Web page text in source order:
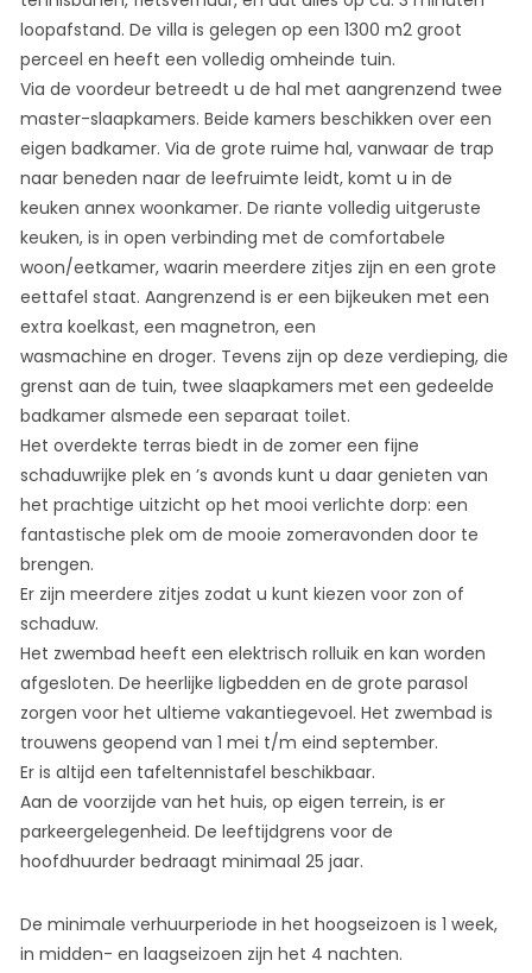
loopafstand. De villa is gelegen op een 1300 m2 groot
perceel en heeft een volledig omheinde tuin.
Via de voordeur betreedt u de hal met aangrenzend twee
master-slaapkamers. Beide kamers beschikken over een
eigen badkamer. Via de grote ruime hal, vanwaar de trap
naar beneden naar de leefruimte leidt, komt u in de
keuken annex woonkamer. De riante volledig uitgeruste
keuken, is in open verbinding met de comfortabele
woon/eetkamer, waarin meerdere zitjes zijn en een grote
eettafel staat. Aangrenzend is er een bijkeuken met een
extra koelkast, een magnetron, een
wasmachine en droger. Tevens zijn op deze verdieping, die
grenst aan de tuin, twee slaapkamers met een gedeelde
badkamer alsmede een separaat toilet.
Het overdekte terras biedt in de zomer een fijne
schaduwrijke plek en ’s avonds kunt u daar genieten van
het prachtige uitzicht op het mooi verlichte dorp: een
fantastische plek om de mooie zomeravonden door te
brengen.
Er zijn meerdere zitjes zodat u kunt kiezen voor zon of
schaduw.
Het zwembad heeft een elektrisch rolluik en kan worden
afgesloten. De heerlijke ligbedden en de grote parasol
zorgen voor het ultieme vakantiegevoel. Het zwembad is
trouwens geopend van 1 mei t/m eind september.
Er is altijd een tafeltennistafel beschikbaar.
Aan de voorzijde van het huis, op eigen terrein, is er
parkeergelegenheid. De leeftijdgrens voor de
hoofdhuurder bedraagt minimaal 25 jaar.
De minimale verhuurperiode in het hoogseizoen is 1 week,
in midden- en laagseizoen zijn het 4 nachten.